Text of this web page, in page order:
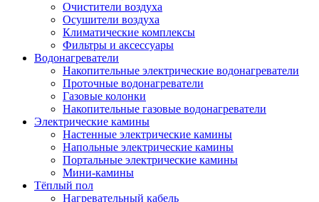
Очистители воздуха
Осушители воздуха
Климатические комплексы
Фильтры и аксессуары
Водонагреватели
Накопительные электрические водонагреватели
Проточные водонагреватели
Газовые колонки
Накопительные газовые водонагреватели
Электрические камины
Настенные электрические камины
Напольные электрические камины
Портальные электрические камины
Мини-камины
Тёплый пол
Нагревательный кабель